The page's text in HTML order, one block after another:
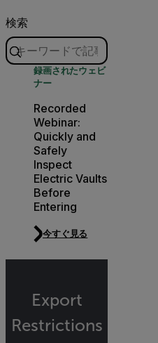
検索
録画されたウェビ
ナー
Recorded
Webinar:
Quickly and
Safely
Inspect
Electric Vaults
Before
Entering
今すぐ見る
Export
Restrictions